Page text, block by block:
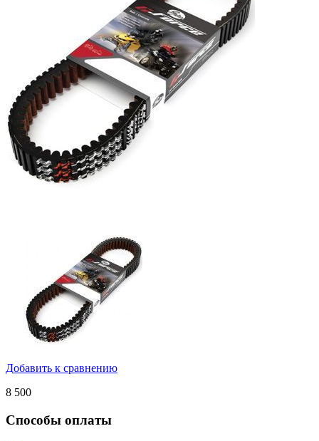
Добавить к сравнению
8 500
Способы оплаты